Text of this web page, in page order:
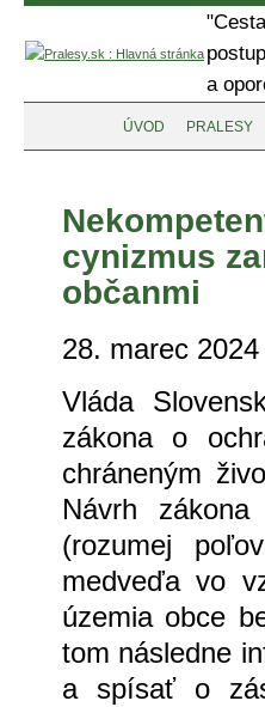
"
a
ÚVOD PRALESY
cynizmus
občanmi
28. marec 2024
Vláda
zákona o
chráneným
Návrh
(rozumej
medveďa vo
územia obce
tom následne
a spísať o